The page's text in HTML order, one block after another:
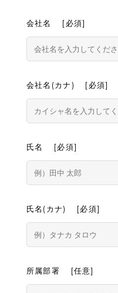
会社名 [必須]
会社名(カナ) [必須]
氏名 [必須]
氏名(カナ) [必須]
所属部署 [任意]